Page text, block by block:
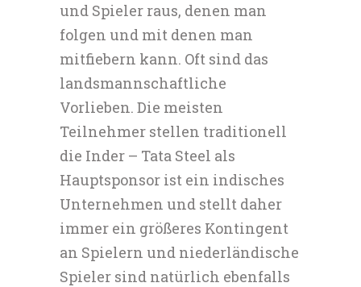
und Spieler raus, denen man
folgen und mit denen man
mitfiebern kann. Oft sind das
landsmannschaftliche
Vorlieben. Die meisten
Teilnehmer stellen traditionell
die Inder – Tata Steel als
Hauptsponsor ist ein indisches
Unternehmen und stellt daher
immer ein größeres Kontingent
an Spielern und niederländische
Spieler sind natürlich ebenfalls